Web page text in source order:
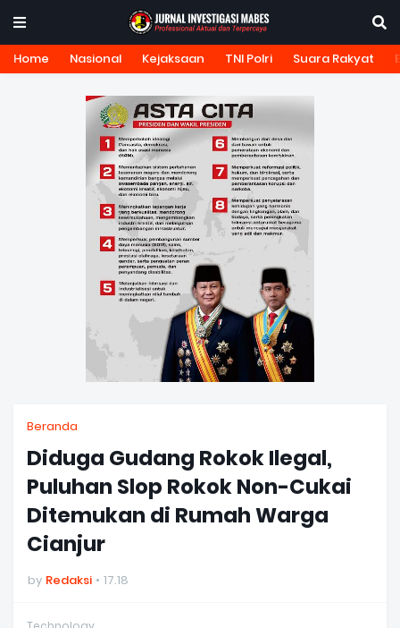
Home Nasional Kejaksaan TNI Polri Suara Rakyat
Beranda
Diduga Gudang Rokok Ilegal,
Puluhan Slop Rokok Non-Cukai
Ditemukan di Rumah Warga
Cianjur
by Redaksi 17.18